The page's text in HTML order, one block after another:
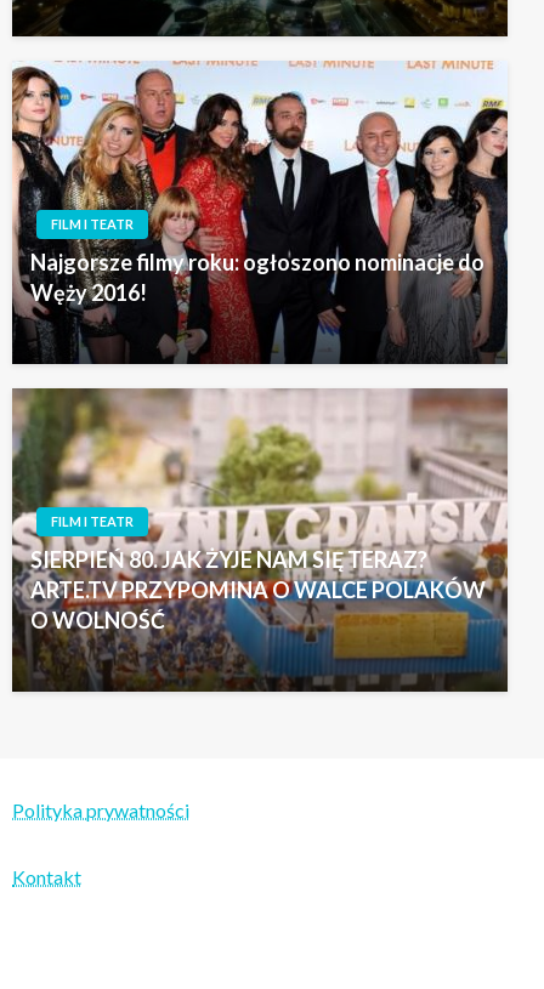
FILM I TEATR
Najgorsze filmy roku: ogłoszono nominacje do
Węży 2016!
FILM I TEATR
SIERPIEŃ 80. JAK ŻYJE NAM SIĘ TERAZ?
ARTE.TV PRZYPOMINA O WALCE POLAKÓW
O WOLNOŚĆ
Polityka prywatności
Kontakt